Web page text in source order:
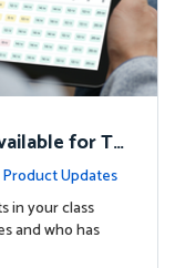
for Te
Product Updates
in your class
and who has